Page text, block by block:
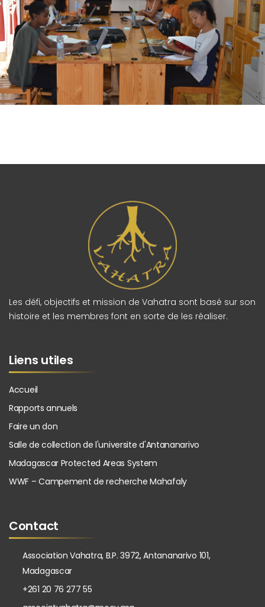
Les défi, objectifs et mission de Vahatra sont basé sur son
histoire et les membres font en sorte de les réaliser.
Liens utiles
Accueil
Rapports annuels
Faire un don
Salle de collection de l'universite d'Antananarivo
Madagascar Protected Areas System
WWF – Campement de recherche Mahafaly
Contact
Association Vahatra, B.P. 3972, Antananarivo 101,
Madagascar
+261 20 76 277 55